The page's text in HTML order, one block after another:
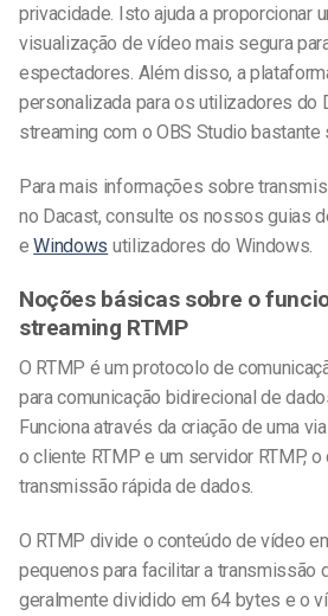
privacidade. Isto ajuda a proporcionar
visualização de vídeo mais segura
espectadores. Além disso, a
personalizada para os utilizadores do
streaming com o OBS Studio bastante
Para mais informações sobre
no Dacast, consulte os nossos guias
eWindows utilizadores do Windows.
Noções básicas sobre o
streaming RTMP
O RTMP é um protocolo de
para comunicação bidirecional de
Funciona através da criação de uma
o cliente RTMP e um servidor RTMP,
transmissão rápida de dados.
O RTMP divide o conteúdo de vídeo
pequenos para facilitar a transmissão
geralmente dividido em 64 bytes e o